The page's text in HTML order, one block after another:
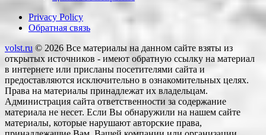
Privacy Policy
Обратная связь
volst.ru © 2026 Все материалы на данном сайте взяты из
открытых источников - имеют обратную ссылку на материал
в интернете или присланы посетителями сайта и
предоставляются исключительно в ознакомительных целях.
Права на материалы принадлежат их владельцам.
Администрация сайта ответственности за содержание
материала не несет. Если Вы обнаружили на нашем сайте
материалы, которые нарушают авторские права,